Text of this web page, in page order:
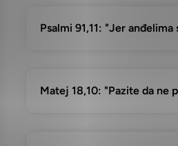
Psalmi 91,11: "Jer
Matej 18,10: "Pazite da ne